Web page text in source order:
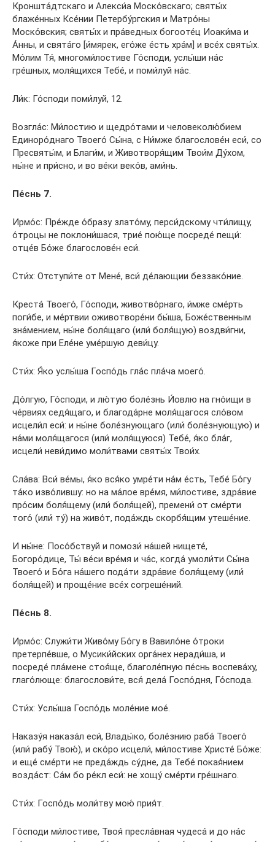
Кроншта́дтскаго и Алекси́а Моско́вскаго; святы́х
блаже́нных Ксе́нии Петербу́ргския и Матро́ны
Моско́вския; святы́х и пра́ведных богооте́ц Иоаки́ма и
А́нны, и свята́го [и́мярек, его́же е́сть хра́м] и все́х святы́х.
Мо́лим Тя́, многоми́лостиве Го́споди, услы́ши на́с
гре́шных, моля́щихся Тебе́, и поми́луй на́с.
Ли́к: Го́споди поми́луй, 12.
Возгла́с: Ми́лостию и щедро́тами и человеколю́бием
Единоро́днаго Твоего́ Сы́на, с Ни́мже благослове́н еси́, со
Пресвяты́м, и Благи́м, и Животворя́щим Твои́м Ду́хом,
ны́не и при́сно, и во ве́ки веко́в, ами́нь.
Пе́снь 7.
Ирмо́с: Пре́жде о́бразу злато́му, перси́дскому чти́лищу,
о́троцы не поклони́шася, трие́ пою́ще посреде́ пещи́:
отце́в Бо́же благослове́н еси́.
Сти́х: Отступи́те от Мене́, вси́ де́лающии беззако́ние.
Креста́ Твоего́, Го́споди, животво́рнаго, и́мже сме́рть
поги́бе, и ме́ртвии оживотворе́ни бы́ша, Боже́ственным
зна́мением, ны́не боля́щаго (или́ боля́щую) воздви́гни,
я́коже при Еле́не уме́ршую деви́цу.
Сти́х: Я́ко услы́ша Госпо́дь гла́с пла́ча моего́.
До́лгую, Го́споди, и лю́тую боле́знь И́овлю на гно́ищи в
че́рвиях седя́щаго, и благода́рне моля́щагося сло́вом
исцели́л еси́: и ны́не боле́знующаго (или́ боле́знующую) и
на́ми моля́щагося (или́ моля́щуюся) Тебе́, я́ко бла́г,
исцели́ неви́димо моли́твами святы́х Твои́х.
Сла́ва: Вси́ ве́мы, я́ко вся́ко умре́ти на́м е́сть, Тебе́ Бо́гу
та́ко изво́лившу: но на ма́лое вре́мя, ми́лостиве, здра́вие
про́сим боля́щему (или́ боля́щей), премени́ от сме́рти
того́ (или́ ту́) на живо́т, пода́ждь скорбя́щим утеше́ние.
И ны́не: Посо́бствуй и помози́ на́шей нищете́,
Богоро́дице, Ты́ ве́си вре́мя и ча́с, когда́ умоли́ти Сы́на
Твоего́ и Бо́га на́шего пода́ти здра́вие боля́щему (или́
боля́щей) и проще́ние все́х согреше́ний.
Пе́снь 8.
Ирмо́с: Служи́ти Живо́му Бо́гу в Вавило́не о́троки
претерпе́вше, о Мусики́йских орга́нех неради́ша, и
посреде́ пла́мене стоя́ще, благоле́пную пе́снь воспева́ху,
глаго́люще: благослови́те, вся́ дела́ Госпо́дня, Го́спода.
Сти́х: Услы́ша Госпо́дь моле́ние мое́.
Наказу́я наказа́л еси́, Влады́ко, боле́знию раба́ Твоего́
(или́ рабу́ Твою́), и ско́ро исцели́, ми́лостиве Христе́ Бо́же:
и еще́ сме́рти не преда́ждь су́дне, да Тебе́ покая́нием
возда́ст: Са́м бо ре́кл еси́: не хощу́ сме́рти гре́шнаго.
Сти́х: Госпо́дь моли́тву мою́ прия́т.
Го́споди ми́лостиве, Твоя́ пресла́вная чудеса́ и до на́с